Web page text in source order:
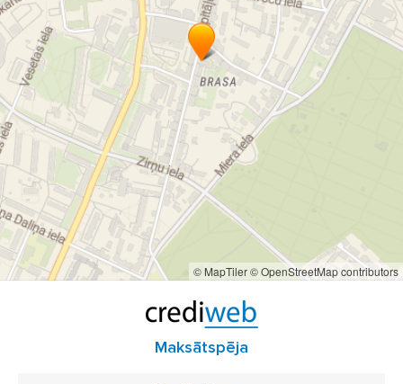
© MapTiler© OpenStreetMap contributors
Maksātspēja